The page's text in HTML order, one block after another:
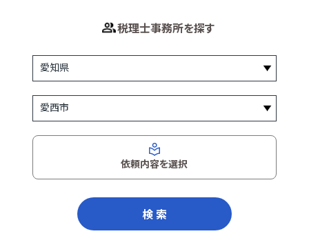
税理士事務所を探す
依頼内容を選択
検 索